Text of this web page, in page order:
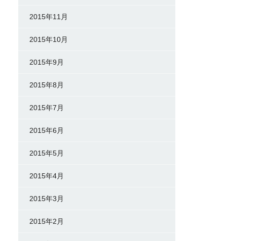
2015年11月
2015年10月
2015年9月
2015年8月
2015年7月
2015年6月
2015年5月
2015年4月
2015年3月
2015年2月